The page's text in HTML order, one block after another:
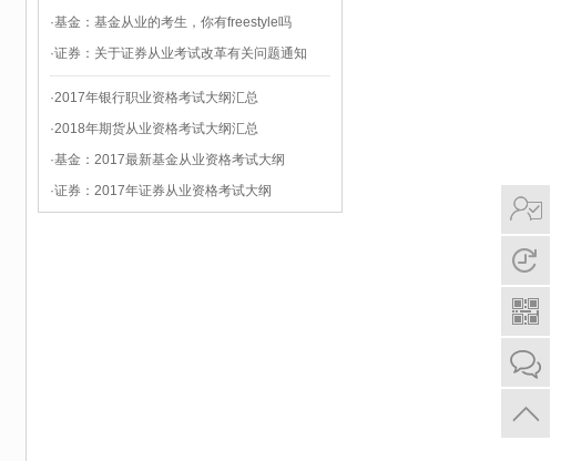
·基金：基金从业的考生，你有freestyle吗
·证券：关于证券从业考试改革有关问题通知
·2017年银行职业资格考试大纲汇总
·2018年期货从业资格考试大纲汇总
·基金：2017最新基金从业资格考试大纲
·证券：2017年证券从业资格考试大纲